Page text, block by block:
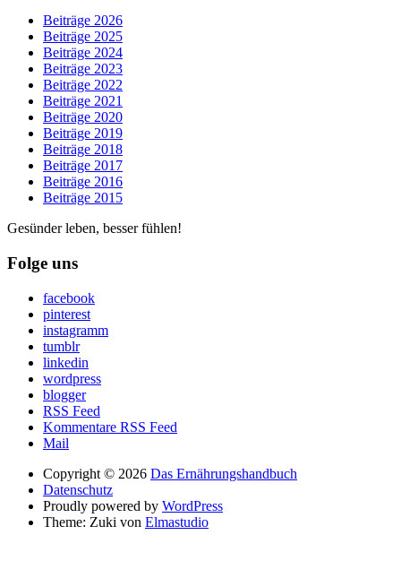
Beiträge 2026
Beiträge 2025
Beiträge 2024
Beiträge 2023
Beiträge 2022
Beiträge 2021
Beiträge 2020
Beiträge 2019
Beiträge 2018
Beiträge 2017
Beiträge 2016
Beiträge 2015
Gesünder leben, besser fühlen!
Folge uns
facebook
pinterest
instagramm
tumblr
linkedin
wordpress
blogger
RSS Feed
Kommentare RSS Feed
Mail
Copyright © 2026 Das Ernährungshandbuch
Datenschutz
Proudly powered by WordPress
Theme: Zuki von Elmastudio